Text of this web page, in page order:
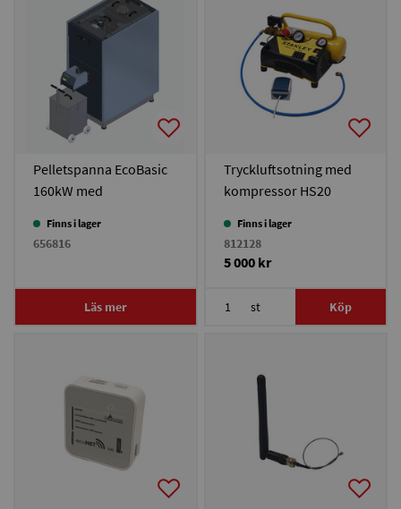
Pelletspanna EcoBasic
160kW med
Finns i lager
656816
Läs mer
Tryckluftsotning med
kompressor HS20
Finns i lager
812128
5 000 kr
st Köp